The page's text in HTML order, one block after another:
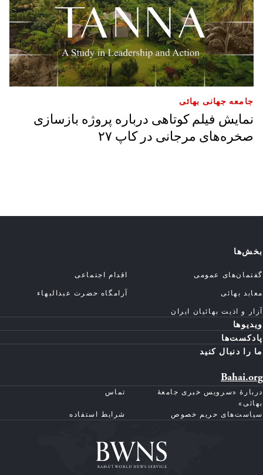
جامعه جهانی بهائی
نمایش فیلم کوتاهی درباره پروژه بازسازی
صخره‌های مرجانی در کاپ ۲۷
بخش‌ها
گفتمان‌های عمومی
اقدام اجتماعی
معابد بهائی
آرامگاه حضرت عبدالبهاء
آزار و اذیت بهائیان ایران
ویدیوها
پادکست‌ها
ما را دنبال کنید
Bahai.org
دربارهٔ «سرویس خبری جامعهٔ
بهائی»
تماس
سیاست‌های حریم خصوص شرایط استفاده